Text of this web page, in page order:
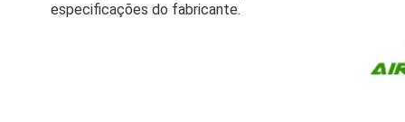
especificações do fabricante.